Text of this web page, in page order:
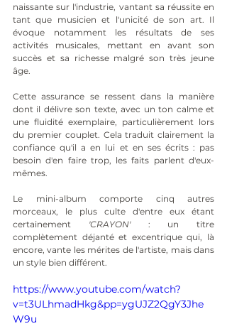
naissante sur l'industrie, vantant sa réussite en
tant que musicien et l'unicité de son art. Il
évoque notamment les résultats de ses
activités musicales, mettant en avant son
succès et sa richesse malgré son très jeune
âge.
Cette assurance se ressent dans la manière
dont il délivre son texte, avec un ton calme et
une fluidité exemplaire, particulièrement lors
du premier couplet. Cela traduit clairement la
confiance qu'il a en lui et en ses écrits : pas
besoin d'en faire trop, les faits parlent d'eux-
mêmes.
Le mini-album comporte cinq autres
morceaux, le plus culte d'entre eux étant
certainement 'CRAYON' : un titre
complètement déjanté et excentrique qui, là
encore, vante les mérites de l'artiste, mais dans
un style bien différent.
https://www.youtube.com/watch?
v=t3ULhmadHkg&pp=ygUJZ2QgY3Jhe
W9u